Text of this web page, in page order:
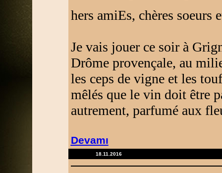
hers amiEs, chères soeurs
Je vais jouer ce soir à
Drôme provençale, au
les ceps de vigne et les
mêlés que le vin doit être
autrement, parfumé aux
Devamı
18.11.2016